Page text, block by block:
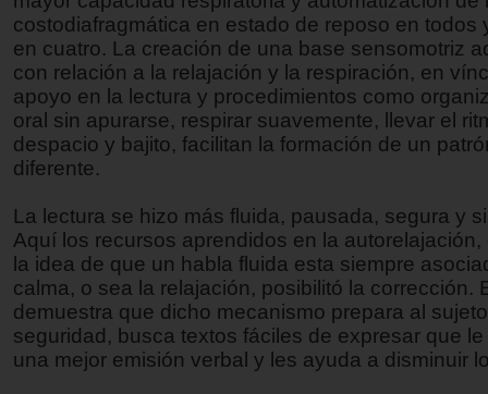
costodiafragmática en estado de reposo en todos
en cuatro. La creación de una base sensomotriz
con relación a la relajación y la respiración, en
apoyo en la lectura y procedimientos como
oral sin apurarse, respirar suavemente, llevar el
despacio y bajito, facilitan la formación de un
diferente.
La lectura se hizo más fluida, pausada, segura y
Aquí los recursos aprendidos en la autorelajación,
la idea de que un habla fluida esta siempre
calma, o sea la relajación, posibilitó la corrección.
demuestra que dicho mecanismo prepara al
seguridad, busca textos fáciles de expresar que
una mejor emisión verbal y les ayuda a disminuir